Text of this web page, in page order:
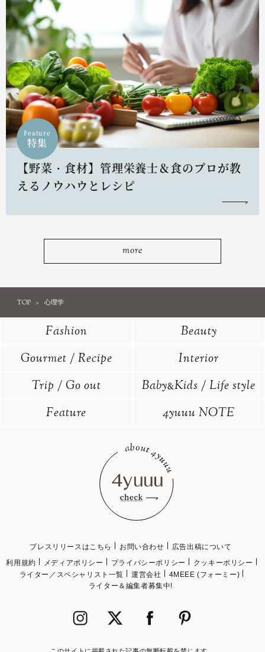
Feature
特集
【野菜・食材】管理栄養士＆食のプロが教
えるノウハウとレシピ
more
TOP 心理学
Fashion
Beauty
Gourmet / Recipe
Interior
Trip / Go out
Baby&Kids / Life style
Feature
4yuuu NOTE
プレスリリースはこちら お問い合わせ
広告出稿について
利用規約
メディアポリシー プライバシーポリシー
クッキーポリシー
ライター／スペシャリスト一覧
運営会社
4MEEE (フォーミー)
ライター＆編集者募集中!